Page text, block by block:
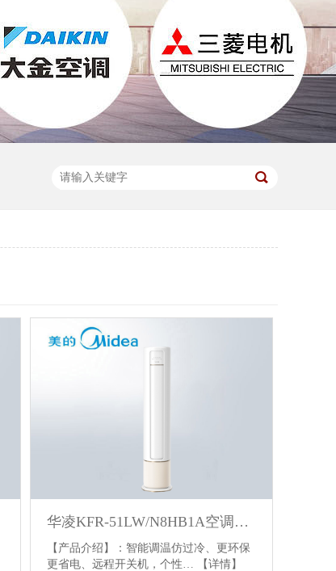
华凌KFR-51LW/N8HB1A空调新一级能效2匹柜机
【产品介绍】：智能调温仿过冷、更环保
更省电、远程开关机，个性…
【详情】